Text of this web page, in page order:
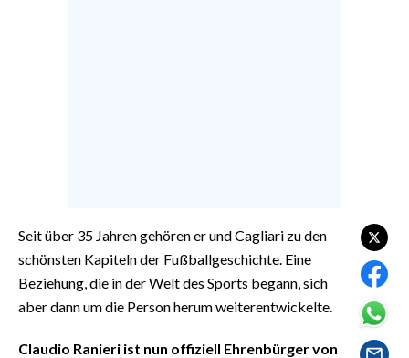
GOSSIP
SARDI NEL MONDO
NOTIZIE
Seit über 35 Jahren gehören er und Cagliari zu den
schönsten Kapiteln der Fußballgeschichte. Eine
Beziehung, die in der Welt des Sports begann, sich
aber dann um die Person herum weiterentwickelte.
Claudio Ranieri ist nun offiziell Ehrenbürger von